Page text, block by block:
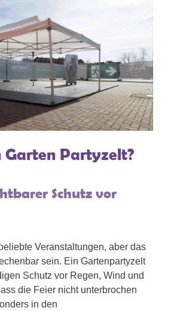
Garten Partyzelt?
Schutz vor
Veranstaltungen, aber das
sein. Ein Gartenpartyzelt
Schutz vor Regen, Wind und
die Feier nicht unterbrochen
in den